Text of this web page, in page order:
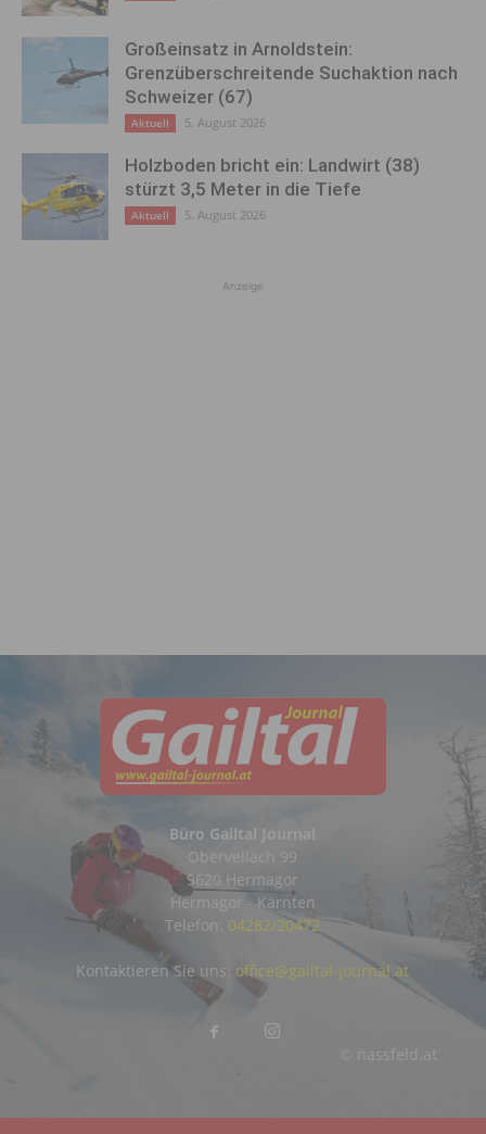
Großeinsatz in Arnoldstein:
Grenzüberschreitende Suchaktion nach
Schweizer (67)
Aktuell 5. August 2026
Holzboden bricht ein: Landwirt (38)
stürzt 3,5 Meter in die Tiefe
Aktuell 5. August 2026
Anzeige
Büro Gailtal Journal
Obervellach 99
9620 Hermagor
Hermagor - Kärnten
Telefon: 04282/20472
© nassfeld.at
Kontaktieren Sie uns: office@gailtal-journal.at